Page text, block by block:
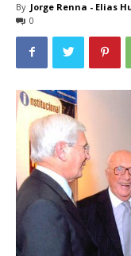
By Jorge Renna - Elias
0